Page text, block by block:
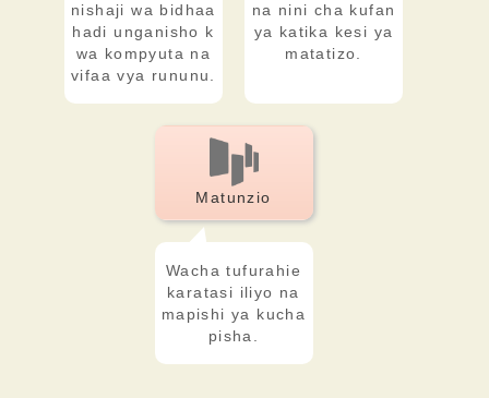
nishaji wa bidhaa
hadi unganisho k
wa kompyuta na
vifaa vya rununu.
na nini cha kufan
ya katika kesi ya
matatizo.
Matunzio
Wacha tufurahie
karatasi iliyo na
mapishi ya kucha
pisha.